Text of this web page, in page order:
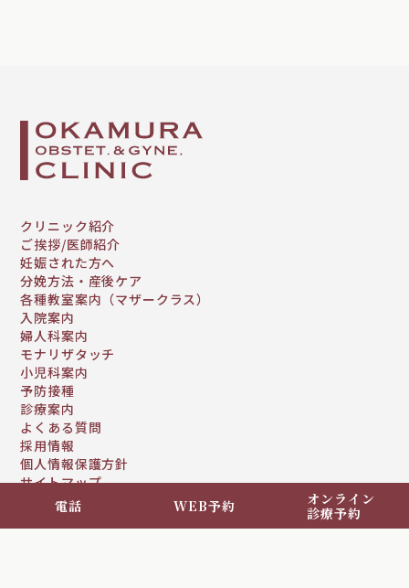
電話 WEB予約
オンライン
診療予約
クリニック紹介
ご挨拶/医師紹介
妊娠された方へ
分娩方法・産後ケア
各種教室案内（マザークラス）
入院案内
婦人科案内
モナリザタッチ
小児科案内
予防接種
診療案内
よくある質問
採用情報
個人情報保護方針
サイトマップ
住所：愛知県碧南市沢渡町29
電話番号：0566-41-2726